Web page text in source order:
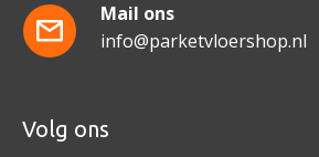
Mail ons
info@parketvloershop.nl
Volg ons